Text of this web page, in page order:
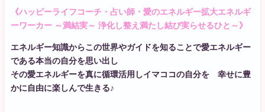
《ハッピーライフコーチ・占い師・愛のエネルギー拡大エネルギ
ーワーカー ～満結実～ 浄化し整え満たし結び実らせるひと～》
エネルギー知識からこの世界やガイドを知ることで愛エネルギー
である本当の自分を思い出し
その愛エネルギーを真に循環活用しイマココの自分を 幸せに豊
かに自由に楽しんで生きる♪